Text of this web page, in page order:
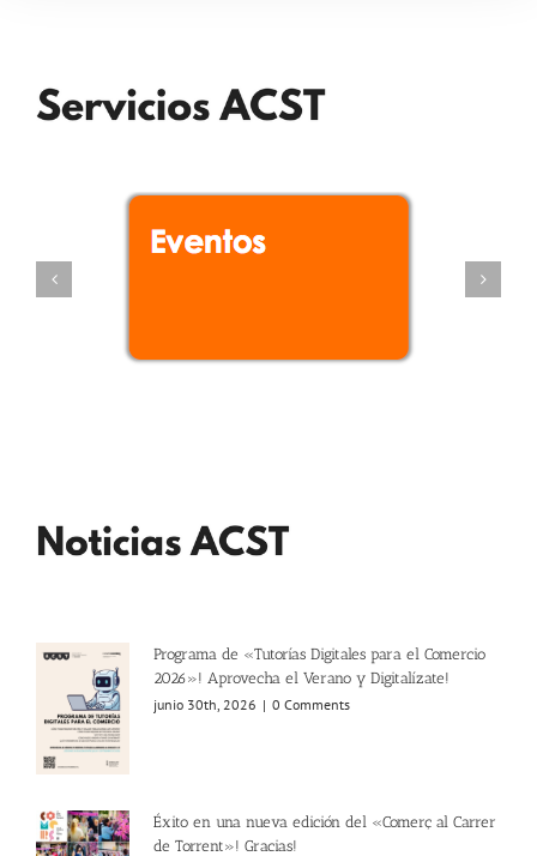
Programa de «Tutorías Digitales para el Comercio
2026»! Aprovecha el Verano y Digitalízate!
junio 30th, 2026 | 0 Comments
Éxito en una nueva edición del «Comerç al Carrer
de Torrent»! Gracias!